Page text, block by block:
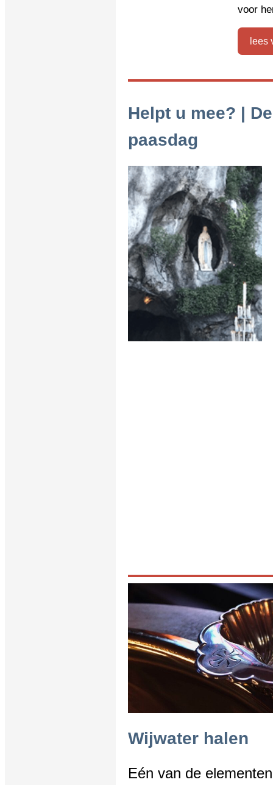
voor
lees
Helpt u mee? |
paasdag
Wijwater halen
Eén van de